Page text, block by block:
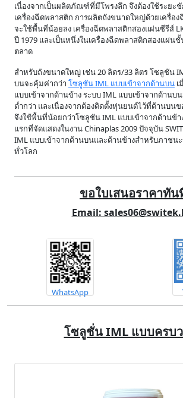
เนื่องจากเป็นผลิตภัณฑ์ที่มีโพรงลึก จึงต้องใช้ระยะ
เครื่องฉีดพลาสติก การผลิตถังขนาดใหญ่ด้วยเครื่อ
จะใช้พื้นที่น้อยลง เครื่องฉีดพลาสติกสองแผ่นซีรีส์
ปี 1979 และเป็นหนึ่งในเครื่องฉีดพลาสติกสองแผ่น
ตลาด
สำหรับถังขนาดใหญ่ เช่น 20 ลิตร/33 ลิตร โซลูชัน
บนจะคุ้มค่ากว่า โซลูชัน IML แบบเข้าจากด้านบน
แบบเข้าจากด้านข้าง ระบบ IML แบบเข้าจากด้าน
ต่ำกว่า และเนื่องจากต้องติดตั้งหุ่นยนต์ไว้ที่ด้านบน
จึงใช้พื้นที่น้อยกว่าโซลูชัน IML แบบเข้าจากด้านข้
แรกที่จัดแสดงในงาน Chinaplas 2009 ปัจจุบัน
IML แบบเข้าจากด้านบนและด้านข้างสำหรับภาช
ทั่วโลก
ขอใบเสนอราคาทัน
Email:
WhatsApp
โซลูชั่น IML แบบครบ